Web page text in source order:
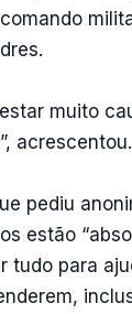
muito
acrescentou.
pediu
estão
tudo para